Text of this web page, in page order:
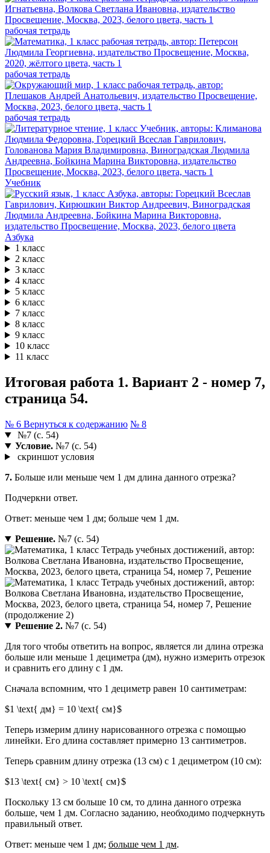
рабочая тетрадь
рабочая тетрадь
рабочая тетрадь
Учебник
Азбука
1 класс
2 класс
3 класс
4 класс
5 класс
6 класс
7 класс
8 класс
9 класс
10 класс
11 класс
Итоговая работа 1. Вариант 2 - номер 7,
страница 54.
№ 6 Вернуться к содержанию № 8
№7 (с. 54)
Условие.№7 (с. 54)
скриншот условия
7. Больше или меньше чем 1 дм длина данного отрезка?
Подчеркни ответ.
Ответ: меньше чем 1 дм; больше чем 1 дм.
Решение.№7 (с. 54)
Решение 2.№7 (с. 54)
Для того чтобы ответить на вопрос, является ли длина отрезка
больше или меньше 1 дециметра (дм), нужно измерить отрезок
и сравнить его длину с 1 дм.
Сначала вспомним, что 1 дециметр равен 10 сантиметрам:
$1 \text{ дм} = 10 \text{ см}$
Теперь измерим длину нарисованного отрезка с помощью
линейки. Его длина составляет примерно 13 сантиметров.
Теперь сравним длину отрезка (13 см) с 1 дециметром (10 см):
$13 \text{ см} > 10 \text{ см}$
Поскольку 13 см больше 10 см, то длина данного отрезка
больше, чем 1 дм. Согласно заданию, необходимо подчеркнуть
правильный ответ.
Ответ: меньше чем 1 дм; больше чем 1 дм.